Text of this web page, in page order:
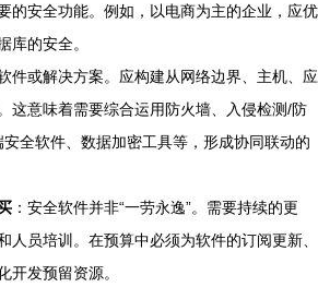
的安全功能。例如，以电商为主的企业，应优
库的安全。
件或解决方案。应构建从网络边界、主机、应
这意味着需要综合运用防火墙、入侵检测/防
全软件、数据加密工具等，形成协同联动的
：安全软件并非“一劳永逸”。需要持续的更
人员培训。在预算中必须为软件的订阅更新、
开发预留资源。